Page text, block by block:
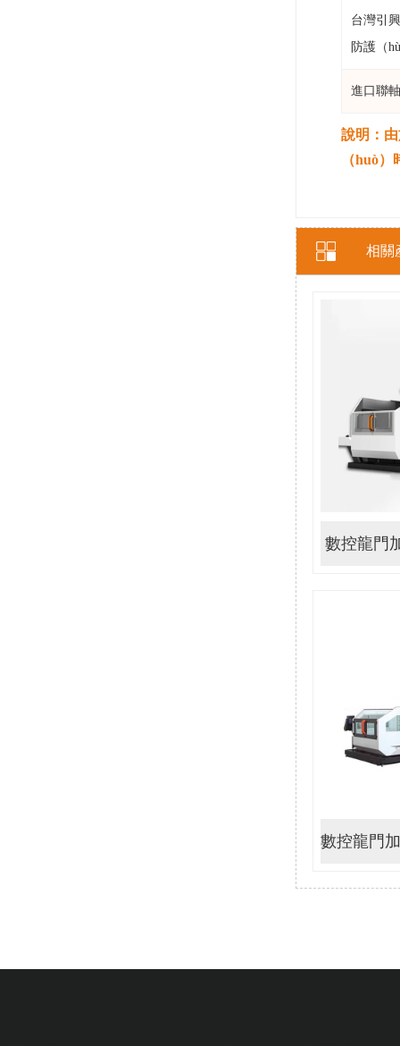
台灣引
防護（
進口聯
說明：
（huò
相關
數控龍門
數控龍門